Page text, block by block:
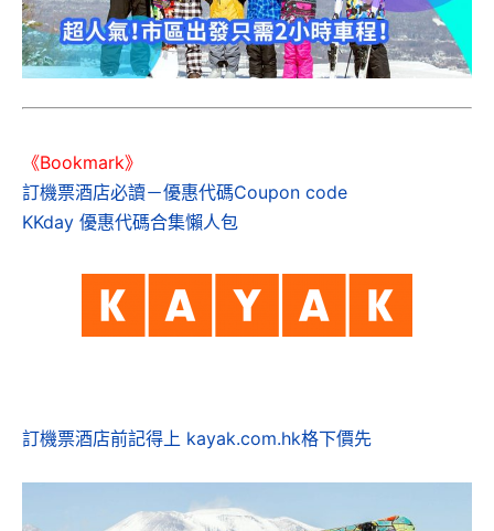
《Bookmark》
訂機票酒店必讀－優惠代碼Coupon code
KKday 優惠代碼合集懶人包
訂機票酒店前記得上 kayak.com.hk格下價先